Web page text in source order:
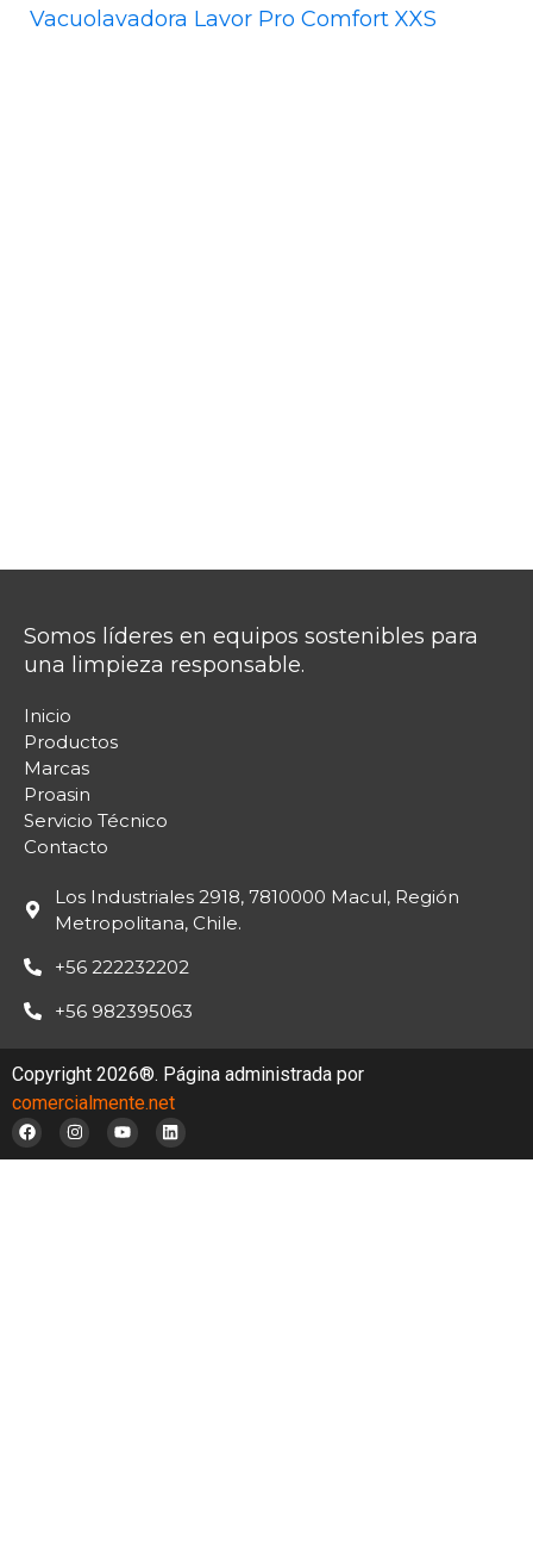
Vacuolavadora Lavor Pro Comfort XXS
Somos líderes en equipos sostenibles para
una limpieza responsable.
Inicio
Productos
Marcas
Proasin
Servicio Técnico
Contacto
Los Industriales 2918, 7810000 Macul, Región
Metropolitana, Chile.
+56 222232202
+56 982395063
Copyright 2026®. Página administrada por
comercialmente.net